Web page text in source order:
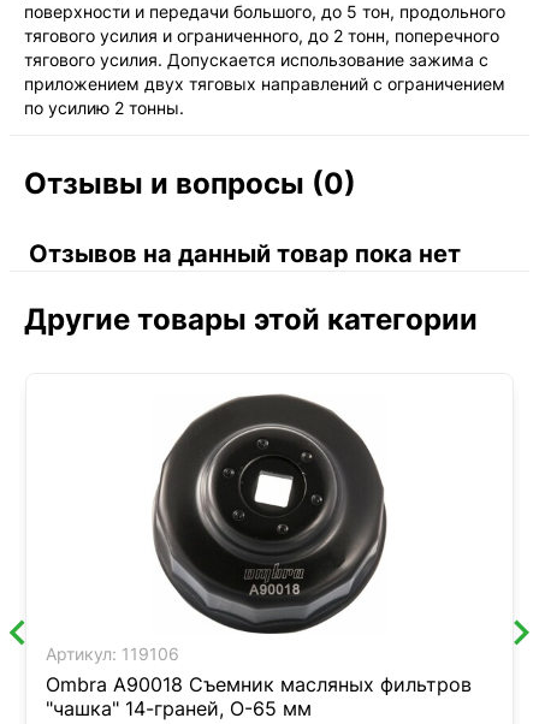
поверхности и передачи большого, до 5 тон, продольного
тягового усилия и ограниченного, до 2 тонн, поперечного
тягового усилия. Допускается использование зажима с
приложением двух тяговых направлений с ограничением
по усилию 2 тонны.
Отзывы и вопросы (0)
Отзывов на данный товар пока нет
Другие товары этой категории
Артикул: 119106
Ombra A90018 Съемник масляных фильтров
"чашка" 14-граней, O-65 мм